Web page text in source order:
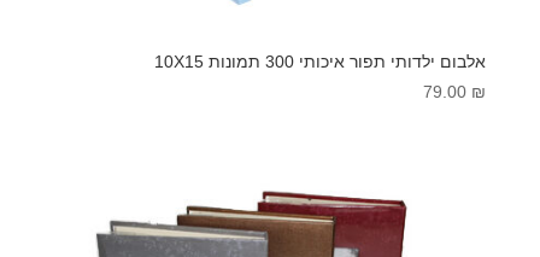
אלבום ילדותי תפור איכותי 300 תמונות 10X15
79.00 ₪